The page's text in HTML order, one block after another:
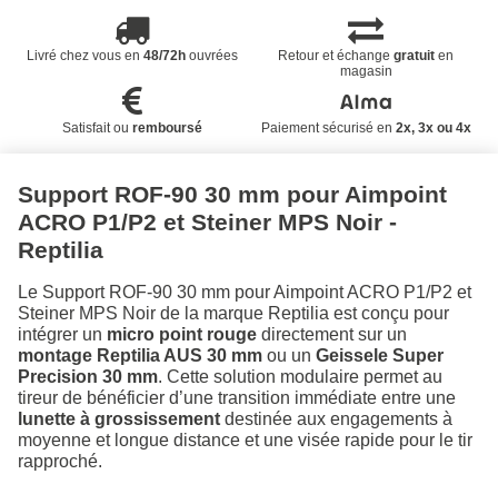
Livré chez vous en 48/72houvrées Retour et échangegratuit en
magasin
Satisfait ou remboursé Paiement sécurisé en 2x, 3x ou 4x
Support ROF-90 30 mm pour Aimpoint
ACRO P1/P2 et Steiner MPS Noir -
Reptilia
Le Support ROF-90 30 mm pour Aimpoint ACRO P1/P2 et
Steiner MPS Noir de la marque Reptilia est conçu pour
intégrer un micro point rouge directement sur un
montage Reptilia AUS 30 mm ou un Geissele Super
Precision 30 mm. Cette solution modulaire permet au
tireur de bénéficier d’une transition immédiate entre une
lunette à grossissement destinée aux engagements à
moyenne et longue distance et une visée rapide pour le tir
rapproché.